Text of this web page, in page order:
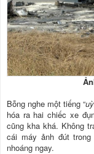
Bỗng nghe một tiếng “
hóa ra hai chiếc xe
cũng kha khá. Không
cái máy ảnh đút
nhoáng ngay.